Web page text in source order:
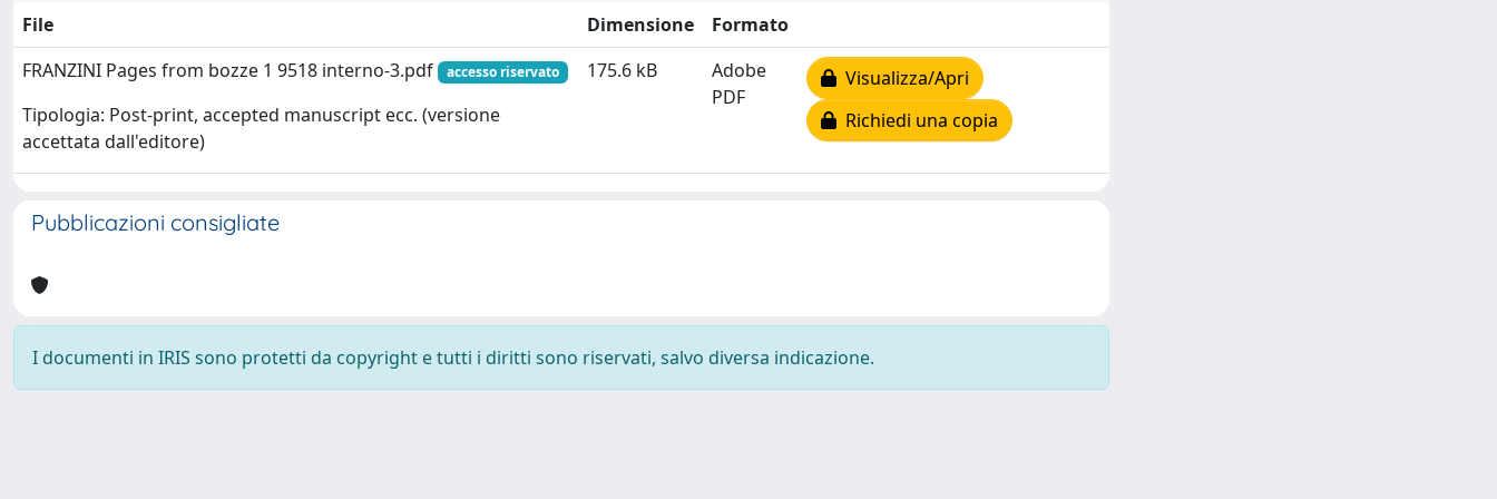
File
Dimensione
Formato
FRANZINI Pages from bozze 1 9518 interno-3.pdf
accesso riservato
Tipologia: Post-print, accepted manuscript ecc. (versione
accettata dall'editore)
175.6 kB
Adobe
PDF
Visualizza/Apri
Richiedi una copia
Pubblicazioni consigliate
I documenti in IRIS sono protetti da copyright e tutti i diritti sono riservati, salvo diversa indicazione.